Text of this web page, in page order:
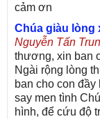
cảm ơn
Chúa giàu lòng
Nguyễn Tấn
thương, xin ban
Ngài rộng lòng
ban cho con
say men tình
hình, để cứu độ